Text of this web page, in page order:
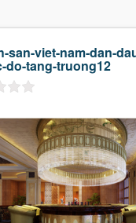
san-viet-nam-dan-
do-tang-truong12